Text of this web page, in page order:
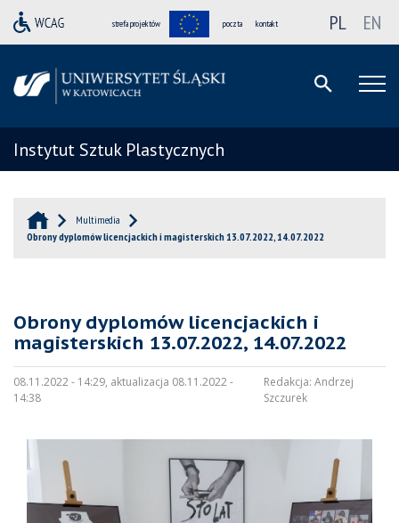
strefa projektów poczta kontakt PL EN
Instytut Sztuk Plastycznych
Multimedia
Obrony dyplomów licencjackich i magisterskich 13.07.2022, 14.07.2022
Obrony dyplomów licencjackich i
magisterskich 13.07.2022, 14.07.2022
08.11.2022 - 14:29, aktualizacja 08.11.2022 -
14:38
Redakcja: Andrzej
Szczurek